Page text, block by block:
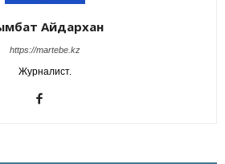
Айдархан
https://martebe.kz
Журналист.